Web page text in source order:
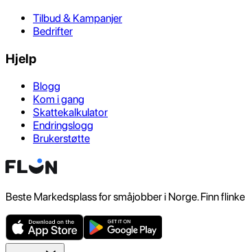
Tilbud & Kampanjer
Bedrifter
Hjelp
Blogg
Kom i gang
Skattekalkulator
Endringslogg
Brukerstøtte
Beste Markedsplass for småjobber i Norge. Finn